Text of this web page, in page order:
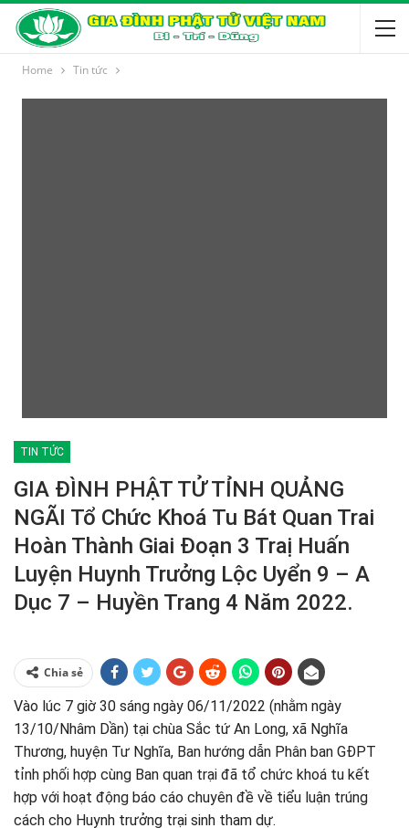
Home Tin tức
TIN TỨC
GIA ĐÌNH PHẬT TỬ TỈNH QUẢNG
NGÃI Tổ Chức Khoá Tu Bát Quan Trai
Hoàn Thành Giai Đoạn 3 Traị Huấn
Luyện Huynh Trưởng Lộc Uyển 9 – A
Dục 7 – Huyền Trang 4 Năm 2022.
Chia sẻ
Vào lúc 7 giờ 30 sáng ngày 06/11/2022 (nhằm ngày
13/10/Nhâm Dần) tại chùa Sắc tứ An Long, xã Nghĩa
Thương, huyện Tư Nghĩa, Ban hướng dẫn Phân ban GĐPT
tỉnh phối hợp cùng Ban quan trại đã tổ chức khoá tu kết
hợp với hoạt động báo cáo chuyên đề về tiểu luận trúng
cách cho Huynh trưởng trại sinh tham dự.